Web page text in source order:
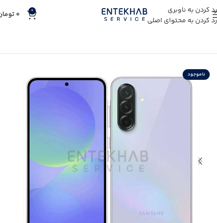
رد کردن به ناوبری
رد کردن به محتوای اصلی
0
0
ناموجود